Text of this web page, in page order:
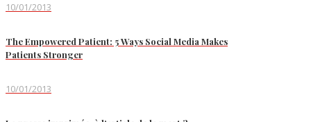
10/01/2013
The Empowered Patient: 5 Ways Social Media Makes
Patients Stronger
10/01/2013